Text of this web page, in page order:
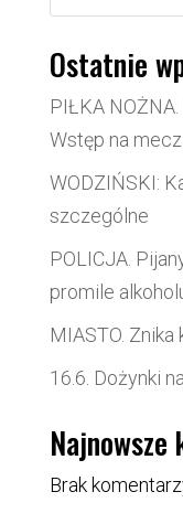
Ostatnie
PIŁKA
Wstęp na
WODZIŃSKI:
szczególne
POLICJA.
promile
MIASTO. Znika
16.6. Dożynki
Najnowsze
Brak